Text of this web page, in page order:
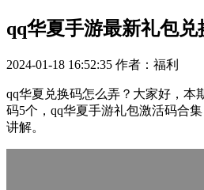
qq华夏手游最新礼包兑
2024-01-18 16:52:35 作者：福利
qq华夏兑换码怎么弄？大家好，本
码5个，qq华夏手游礼包激活码合
讲解。